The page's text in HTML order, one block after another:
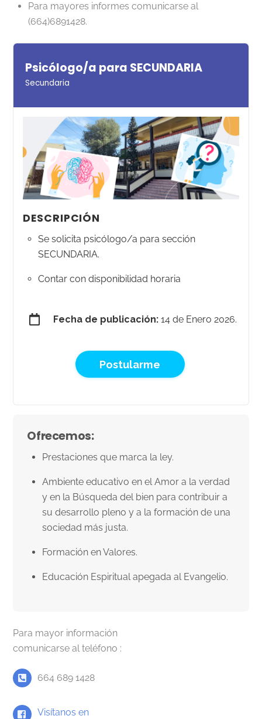
Para mayores informes comunicarse al
(664)6891428.
Psicólogo/a para SECUNDARIA
Secundaria
DESCRIPCIÓN
Se solicita psicólogo/a para sección
SECUNDARIA.
Contar con disponibilidad horaria
Fecha de publicación:14 de Enero 2026.
Postularme
Ofrecemos:
Prestaciones que marca la ley.
Ambiente educativo en el Amor a la verdad
y en la Búsqueda del bien para contribuir a
su desarrollo pleno y a la formación de una
sociedad más justa.
Formación en Valores.
Educación Espiritual apegada al Evangelio.
Para mayor información
comunicarse al teléfono :
664 689 1428
Visítanos en